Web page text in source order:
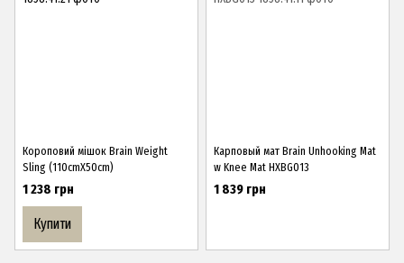
Короповий мішок Brain Weight
Sling (110cmX50cm)
1 238 грн
Купити
Карповый мат Brain Unhooking Mat
w Knee Mat HXBG013
1 839 грн